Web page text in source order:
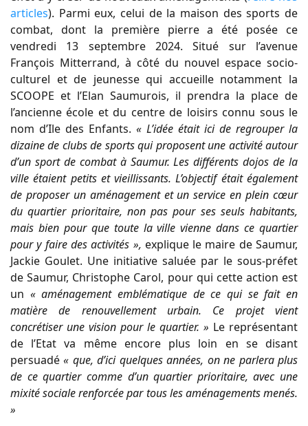
articles). Parmi eux, celui de la maison des sports de
combat, dont la première pierre a été posée ce
vendredi 13 septembre 2024. Situé sur l’avenue
François Mitterrand, à côté du nouvel espace socio-
culturel et de jeunesse qui accueille notamment la
SCOOPE et l’Elan Saumurois, il prendra la place de
l’ancienne école et du centre de loisirs connu sous le
nom d’Ile des Enfants. « L’idée était ici de regrouper la
dizaine de clubs de sports qui proposent une activité autour
d’un sport de combat à Saumur. Les différents dojos de la
ville étaient petits et vieillissants. L’objectif était également
de proposer un aménagement et un service en plein cœur
du quartier prioritaire, non pas pour ses seuls habitants,
mais bien pour que toute la ville vienne dans ce quartier
pour y faire des activités », explique le maire de Saumur,
Jackie Goulet. Une initiative saluée par le sous-préfet
de Saumur, Christophe Carol, pour qui cette action est
un « aménagement emblématique de ce qui se fait en
matière de renouvellement urbain. Ce projet vient
concrétiser une vision pour le quartier. » Le représentant
de l’Etat va même encore plus loin en se disant
persuadé« que, d’ici quelques années, on ne parlera plus
de ce quartier comme d’un quartier prioritaire, avec une
mixité sociale renforcée par tous les aménagements menés.
»